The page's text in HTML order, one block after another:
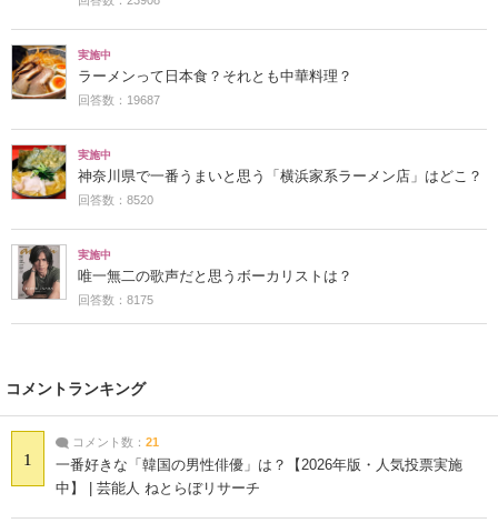
実施中
ラーメンって日本食？それとも中華料理？
回答数：19687
実施中
神奈川県で一番うまいと思う「横浜家系ラーメン店」はどこ？
回答数：8520
実施中
唯一無二の歌声だと思うボーカリストは？
回答数：8175
コメントランキング
1
コメント数： 21
一番好きな「韓国の男性俳優」は？【2026年版・人気投票実施
中】 | 芸能人 ねとらぼリサーチ